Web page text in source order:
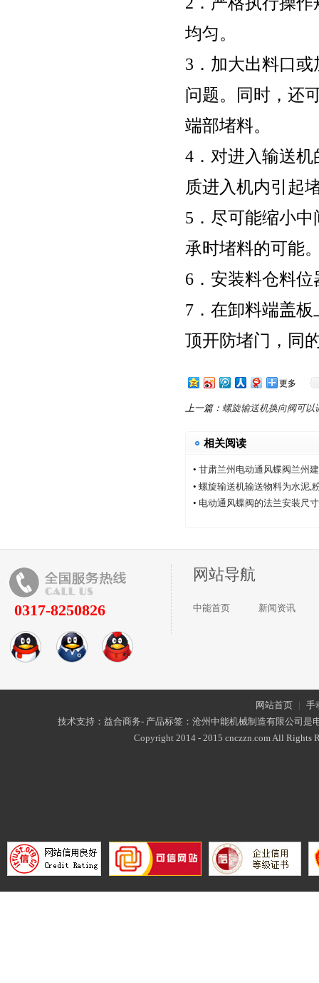
均匀。
3．加大出料口
问题。同时，还
端部堵料。
4．对进入输送
质进入机内引起
5．尽可能缩小
承时堵料的可能
6．安装料仓料
7．在卸料端盖
顶开防堵门，同
更多
上一篇： 螺旋输送机换向阀可以
相关阅读
• 甘肃兰州电动通风蝶阀兰州
厂家中能电动通风蝶阀厂
• 螺旋输送机输送物料为水泥,
• 电动通风蝶阀的法兰安装尺寸
0317-8250826
网站导航
中能首页 新闻资讯
网站首页 | 手
技术支持：益合商务- 产品标签：沧州中能机械制造有限公司是
Copyright 2014 - 2015 cnczzn.com All Rights